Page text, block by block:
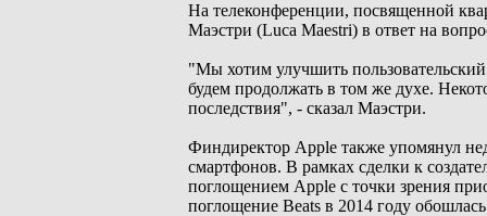
На телеконференции, посвященной
Маэстри (Luca Maestri) в ответ на
"Мы хотим улучшить
будем продолжать в том же духе.
последствия", - сказал Маэстри.
Финдиректор Apple также упомянул
смартфонов. В рамках сделки к
поглощением Apple с точки зрения
поглощение Beats в 2014 году